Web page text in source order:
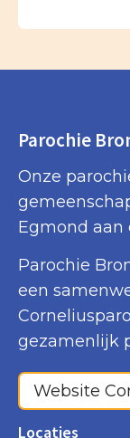
Parochie
Onze
Egmond aan
Parochie
een
gezamenlijk
Website
Locaties